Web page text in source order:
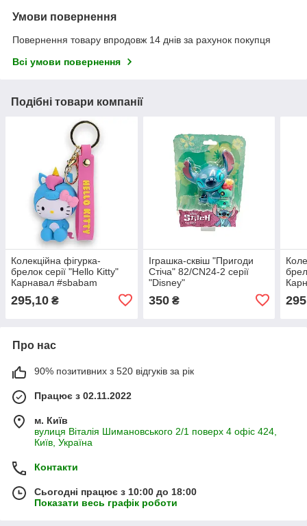
Умови повернення
Повернення товару впродовж 14 днів за рахунок покупця
Всі умови повернення
Подібні товари компанії
Колекційна фігурка-
брелок серії "Hello Kitty"
Карнавал #sbabam
295,10 ₴
Іграшка-сквіш "Пригоди
Стіча" 82/CN24-2 серії
"Disney"
350₴
Про нас
90% позитивних з 520 відгуків за рік
Працює з 02.11.2022
м. Київ
вулиця Віталія Шимановського 2/1 поверх 4 офіс 424,
Київ, Україна
Контакти
Сьогодні працює з 10:00 до 18:00
Показати весь графік роботи